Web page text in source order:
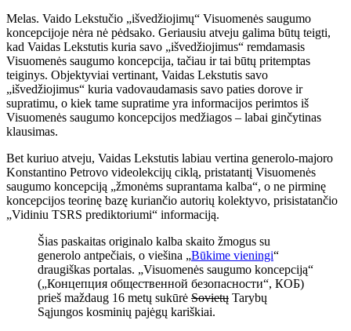
Melas. Vaido Lekstučio „išvedžiojimų“ Visuomenės saugumo
koncepcijoje nėra nė pėdsako. Geriausiu atveju galima būtų teigti,
kad Vaidas Lekstutis kuria savo „išvedžiojimus“ remdamasis
Visuomenės saugumo koncepcija, tačiau ir tai būtų pritemptas
teiginys. Objektyviai vertinant, Vaidas Lekstutis savo
„išvedžiojimus“ kuria vadovaudamasis savo paties dorove ir
supratimu, o kiek tame supratime yra informacijos perimtos iš
Visuomenės saugumo koncepcijos medžiagos – labai ginčytinas
klausimas.
Bet kuriuo atveju, Vaidas Lekstutis labiau vertina generolo-majoro
Konstantino Petrovo videolekcijų ciklą, pristatantį Visuomenės
saugumo koncepciją „žmonėms suprantama kalba“, o ne pirminę
koncepcijos teorinę bazę kuriančio autorių kolektyvo, prisistatančio
„Vidiniu TSRS prediktoriumi“ informaciją.
Šias paskaitas originalo kalba skaito žmogus su
generolo antpečiais, o viešina „Būkime vieningi“
draugiškas portalas. „Visuomenės saugumo koncepciją“
(„Концепция общественной безопасности“, КОБ)
prieš maždaug 16 metų sukūrė Sovietų Tarybų
Sąjungos kosminių pajėgų kariškiai.